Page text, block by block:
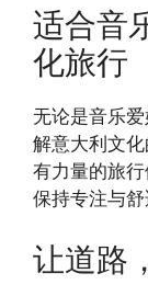
适合音
化旅行
无论是音乐
解意大利文
有力量的旅
保持专注与舒
让道路